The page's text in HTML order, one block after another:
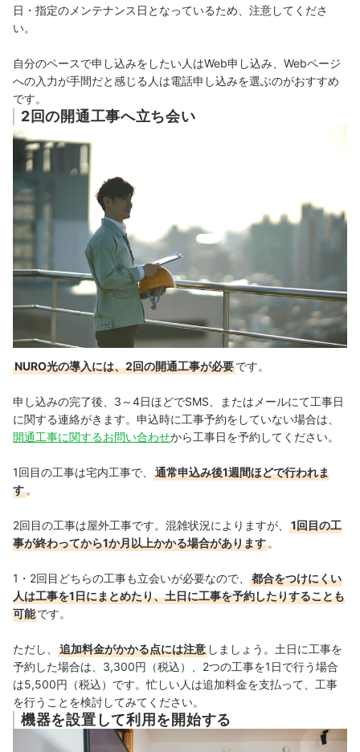
日・指定のメンテナンス日となっているため、注意してくださ
い。
自分のペースで申し込みをしたい人はWeb申し込み、Webページ
への入力が手間だと感じる人は電話申し込みを選ぶのがおすすめ
です。
2回の開通工事へ立ち会い
NURO光の導入には、2回の開通工事が必要です。
申し込みの完了後、3～4日ほどでSMS、またはメールにて工事日
に関する連絡がきます。申込時に工事予約をしていない場合は、
開通工事に関するお問い合わせから工事日を予約してください。
1回目の工事は宅内工事で、
通常申込み後1週間ほどで行われま
す 。
2回目の工事は屋外工事です。混雑状況によりますが、
1回目の工
事が終わってから1か月以上かかる場合があります 。
1・2回目どちらの工事も立会いが必要なので、
都合をつけにくい
人は工事を1日にまとめたり、土日に工事を予約したりすることも
可能です。
ただし、 追加料金がかかる点には注意 しましょう。 土日に工事を
予約した場合は、3,300円（税込）、2つの工事を1日で行う場合
は5,500円（税込）です。忙しい人は追加料金を支払って、工事
を行うことを検討してみてください。
機器を設置して利用を開始する